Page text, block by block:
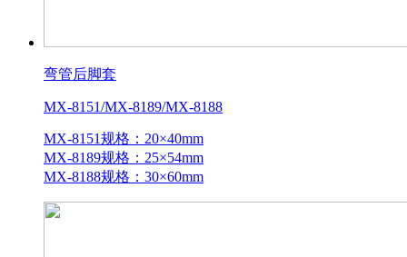
弯管后脚套
MX-8151/MX-8189/MX-8188
MX-8151规格：20×40mm
MX-8189规格：25×54mm
MX-8188规格：30×60mm